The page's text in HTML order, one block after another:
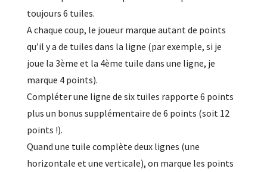
toujours 6 tuiles.
A chaque coup, le joueur marque autant de points
qu’il y a de tuiles dans la ligne (par exemple, si je
joue la 3ème et la 4ème tuile dans une ligne, je
marque 4 points).
Compléter une ligne de six tuiles rapporte 6 points
plus un bonus supplémentaire de 6 points (soit 12
points !).
Quand une tuile complète deux lignes (une
horizontale et une verticale), on marque les points